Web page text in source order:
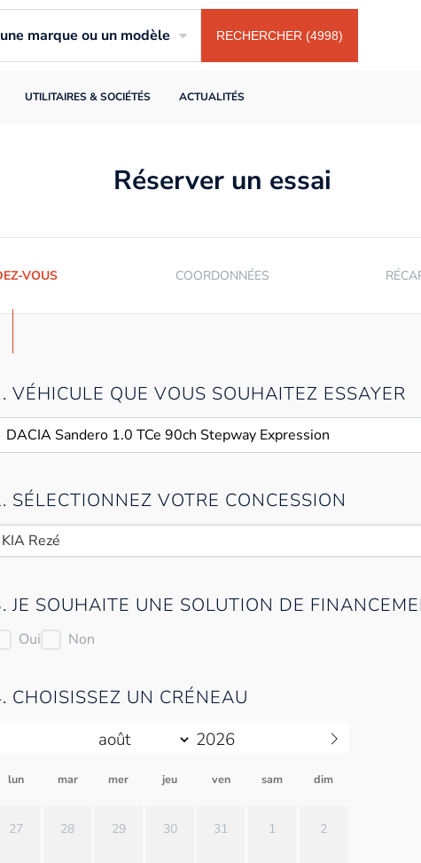
UTILITAIRES & SOCIÉTÉS ACTUALITÉS
marque ou un modèle RECHERCHER (4998)
Réserver un essai
VOUS COORDONNÉES
VÉHICULE QUE VOUS SOUHAITEZ ESSAYER
SÉLECTIONNEZ VOTRE CONCESSION
KIA Rezé
JE SOUHAITE UNE SOLUTION DE
Oui Non
CHOISISSEZ UN CRÉNEAU
lun mar mer jeu ven sam dim
27 28 29 30 31 1 2